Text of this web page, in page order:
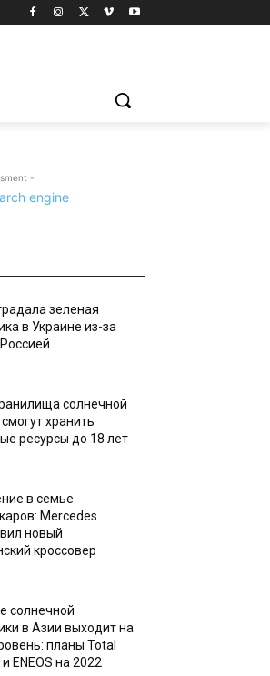
-
зеленая
в Украине из-за
солнечной
хранить
ресурсы до 18 лет
в семье
Mercedes
новый
кроссовер
солнечной
в Азии выходит на
планы Total
ENEOS на 2022